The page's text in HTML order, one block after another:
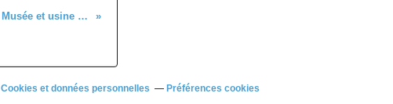
Edition spéciale - 1ère sortie à thème 2018 - Musée et usine PEUGEOT à Sochaux (Doubs)
Cookies et données personnelles Préférences cookies